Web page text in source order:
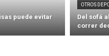
puede evitar
OTROS
Del sofá
correr